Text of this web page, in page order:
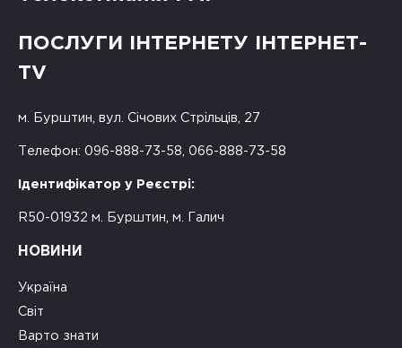
ПОСЛУГИ ІНТЕРНЕТУ ІНТЕРНЕТ-
TV
м. Бурштин, вул. Січових Стрільців, 27
Телефон: 096-888-73-58, 066-888-73-58
Ідентифікатор у Реєстрі:
R50-01932 м. Бурштин, м. Галич
НОВИНИ
Україна
Світ
Варто знати